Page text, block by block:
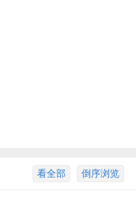
倒序浏览
看全部